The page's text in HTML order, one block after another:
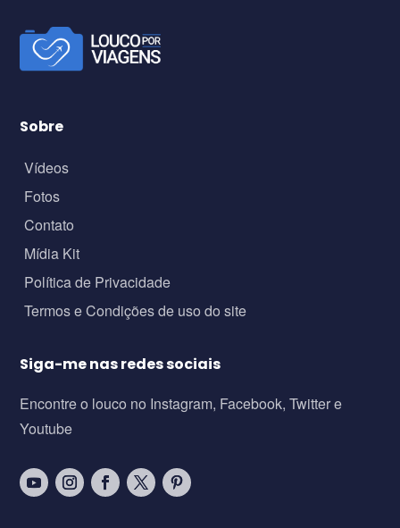
Sobre
Vídeos
Fotos
Contato
Mídia Kit
Política de Privacidade
Termos e Condições de uso do site
Siga-me nas redes sociais
Encontre o louco no Instagram, Facebook, Twitter e
Youtube